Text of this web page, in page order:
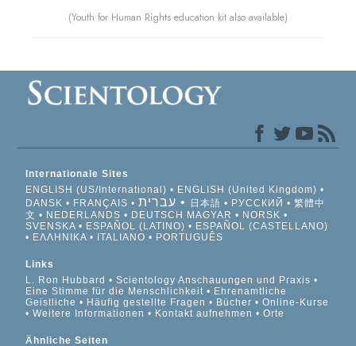
(Youth for Human Rights education kit also available)
Internationale Sites
ENGLISH (US/International)
ENGLISH (United Kingdom)
DANSK
FRANÇAIS עברית 日本語 РУССКИЙ
繁體中
文
NEDERLANDS DEUTSCH MAGYAR
NORSK
SVENSKA
ESPAÑOL (LATINO)
ESPAÑOL (CASTELLANO)
ΕΛΛΗΝΙΚA
ITALIANO PORTUGUÊS
Links
L. Ron Hubbard
Scientology Anschauungen und Praxis
Eine Stimme für die Menschlichkeit
Ehrenamtliche
Geistliche
Häufig gestellte Fragen Bücher
Online-Kurse
Weitere Informationen
Kontakt aufnehmen Orte
Ähnliche Seiten